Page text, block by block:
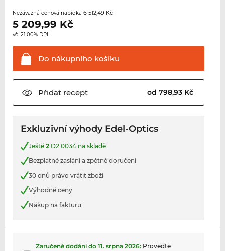
Nezávazná cenová nabídka 6 512,49 Kč
5 209,99 Kč
vč. 21.00% DPH.
Do nákupního košíku
Přidatrecept od 798,93 Kč
Exkluzivní výhody Edel-Optics
Ještě 2D2 0034 na skladě
Bezplatné zaslání a zpětné doručení
30 dnů právo vrátit zboží
Výhodné ceny
Nákup na fakturu
Zaručené dodání do 11. srpna 2026: Proveďte